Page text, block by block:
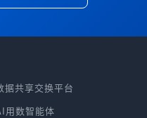
据共享交换平台
用数智能体